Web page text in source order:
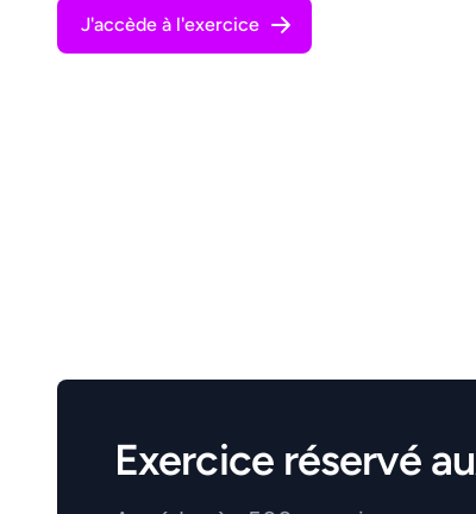
J'accède à l'exercice
Exercice réservé